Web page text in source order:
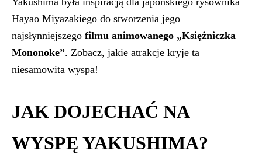
Hayao Miyazakiego do stworzenia jego
najsłynniejszego filmu animowanego „Księżniczka
Mononoke”. Zobacz, jakie atrakcje kryje ta
niesamowita wyspa!
JAK DOJECHAĆ NA
WYSPĘ YAKUSHIMA?